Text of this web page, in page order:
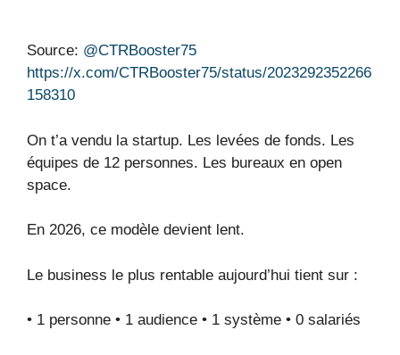
Source: @CTRBooster75
https://x.com/CTRBooster75/status/2023292352266
158310
On t’a vendu la startup. Les levées de fonds. Les
équipes de 12 personnes. Les bureaux en open
space.
En 2026, ce modèle devient lent.
Le business le plus rentable aujourd’hui tient sur :
• 1 personne • 1 audience • 1 système • 0 salariés